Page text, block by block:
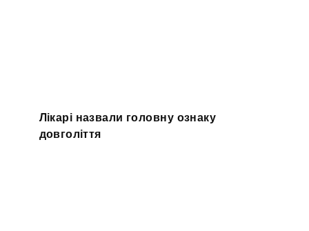
Лікарі назвали головну ознаку
довголіття